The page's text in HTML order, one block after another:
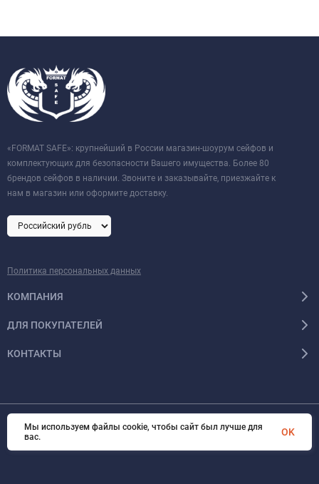
«FORMAT SAFE»: крупнейший в России магазин-шоурум сейфов и
комплектующих для безопасности Вашего имущества. Более 80
брендов сейфов в наличии. Звоните и заказывайте, приезжайте к
нам в магазин или оформите доставку.
Политика персональных данных
КОМПАНИЯ
ДЛЯ ПОКУПАТЕЛЕЙ
КОНТАКТЫ
© 2026 Format-safe.ru Все права защищены
Мы используем файлы cookie, чтобы сайт был лучше для
вас.
OK